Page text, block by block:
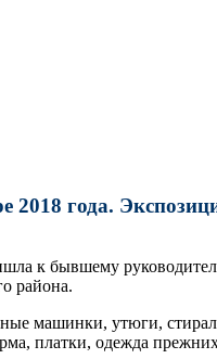
2018 года.
к бывшему
района.
машинки, утюги,
платки, одежда